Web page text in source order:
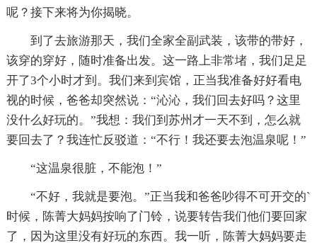
呢？接下来将为你揭晓。
到了去旅游那天，我们全家全副武装，该带的带好，
该穿的穿好，随时准备出发。这一路上非常堵，我们足足
开了3个小时才到。我们来到宾馆，正当我准备好好看电
视的时候，爸爸却突然说：“沁沁，我们回去好吗？这里
没什么好玩的。”我想：我们到苏州才一天不到，怎么就
要回去了？我连忙反驳道：“不行！我还要去泡温泉呢！”
“这温泉很脏，不能泡！”
“不好，我就是要泡。”正当我和爸爸吵得不可开交的`
时候，陈菁大妈妈按响了门铃，说要转告我们他们要回家
了，因为这里没有好玩的东西。我一听，陈菁大妈妈要走